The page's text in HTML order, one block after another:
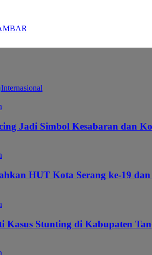
Internasional
Jadi Simbol Kesabaran dan
HUT Kota Serang ke-19
Kasus Stunting di Kabupaten